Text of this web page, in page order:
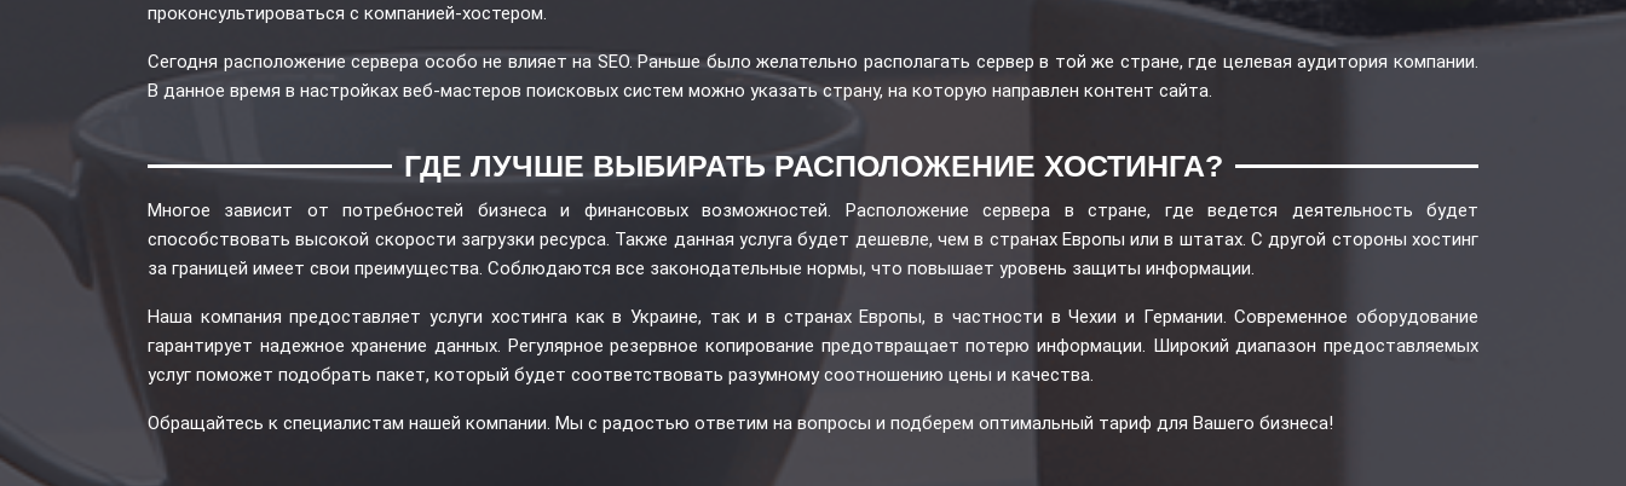
проконсультироваться с компанией-хостером.
Сегодня расположение сервера особо не влияет на SEO. Раньше было желательно располагать сервер в той же стране, где целевая аудитория компании.
В данное время в настройках веб-мастеров поисковых систем можно указать страну, на которую направлен контент сайта.
ГДЕ ЛУЧШЕ ВЫБИРАТЬ РАСПОЛОЖЕНИЕ ХОСТИНГА?
Многое зависит от потребностей бизнеса и финансовых возможностей. Расположение сервера в стране, где ведется деятельность будет
способствовать высокой скорости загрузки ресурса. Также данная услуга будет дешевле, чем в странах Европы или в штатах. С другой стороны хостинг
за границей имеет свои преимущества. Соблюдаются все законодательные нормы, что повышает уровень защиты информации.
Наша компания предоставляет услуги хостинга как в Украине, так и в странах Европы, в частности в Чехии и Германии. Современное оборудование
гарантирует надежное хранение данных. Регулярное резервное копирование предотвращает потерю информации. Широкий диапазон предоставляемых
услуг поможет подобрать пакет, который будет соответствовать разумному соотношению цены и качества.
Обращайтесь к специалистам нашей компании. Мы с радостью ответим на вопросы и подберем оптимальный тариф для Вашего бизнеса!